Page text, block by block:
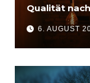
Qualität
6. AUGUST